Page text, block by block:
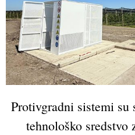
Protivgradni sistemi
tehnološko sredstvo